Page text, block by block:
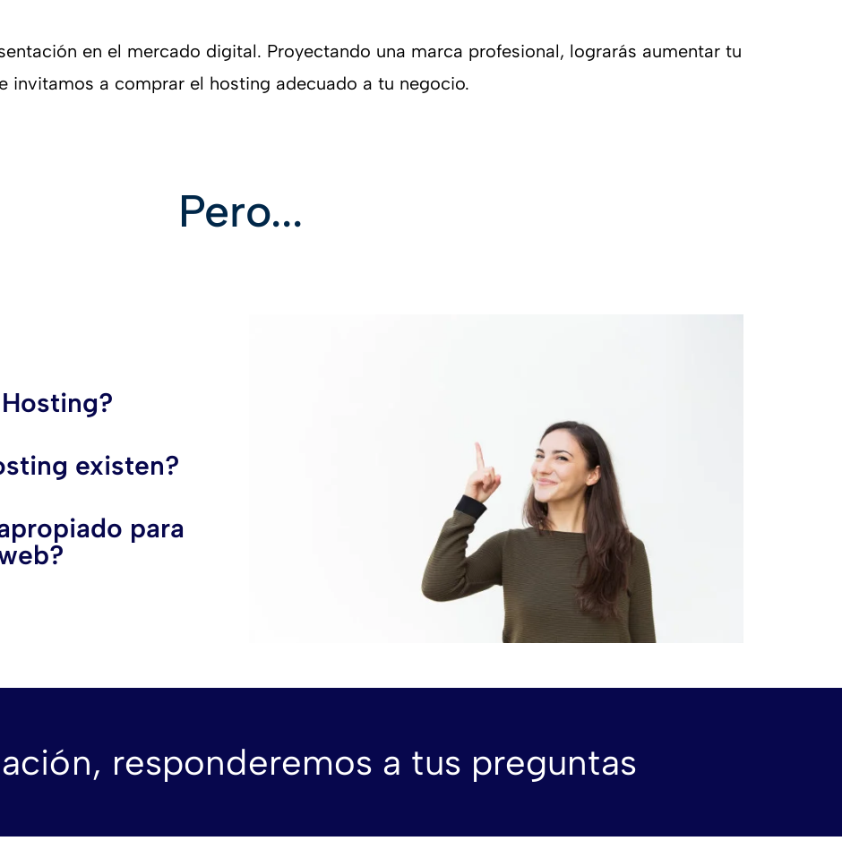
en el mercado digital. Proyectando una marca profesional, lograrás aumentar tu
invitamos a comprar el hosting adecuado a tu negocio.
Pero...
existen?
para
responderemos a tus preguntas